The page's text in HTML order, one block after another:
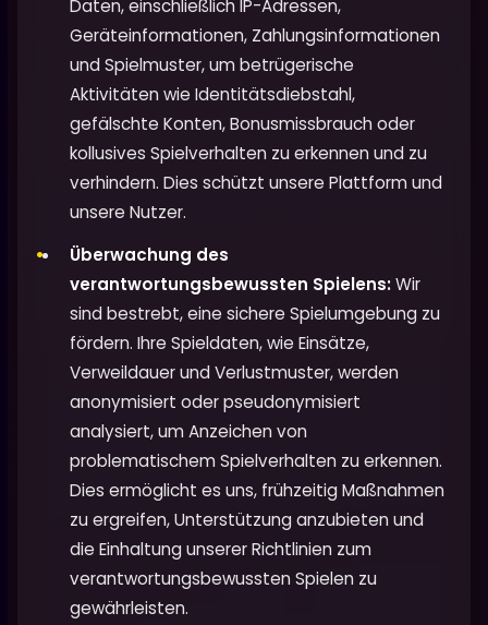
Daten, einschließlich IP-Adressen,
Geräteinformationen, Zahlungsinformationen
und Spielmuster, um betrügerische
Aktivitäten wie Identitätsdiebstahl,
gefälschte Konten, Bonusmissbrauch oder
kollusives Spielverhalten zu erkennen und zu
verhindern. Dies schützt unsere Plattform und
unsere Nutzer.
Überwachung des
verantwortungsbewussten Spielens:Wir
sind bestrebt, eine sichere Spielumgebung zu
fördern. Ihre Spieldaten, wie Einsätze,
Verweildauer und Verlustmuster, werden
anonymisiert oder pseudonymisiert
analysiert, um Anzeichen von
problematischem Spielverhalten zu erkennen.
Dies ermöglicht es uns, frühzeitig Maßnahmen
zu ergreifen, Unterstützung anzubieten und
die Einhaltung unserer Richtlinien zum
verantwortungsbewussten Spielen zu
gewährleisten.